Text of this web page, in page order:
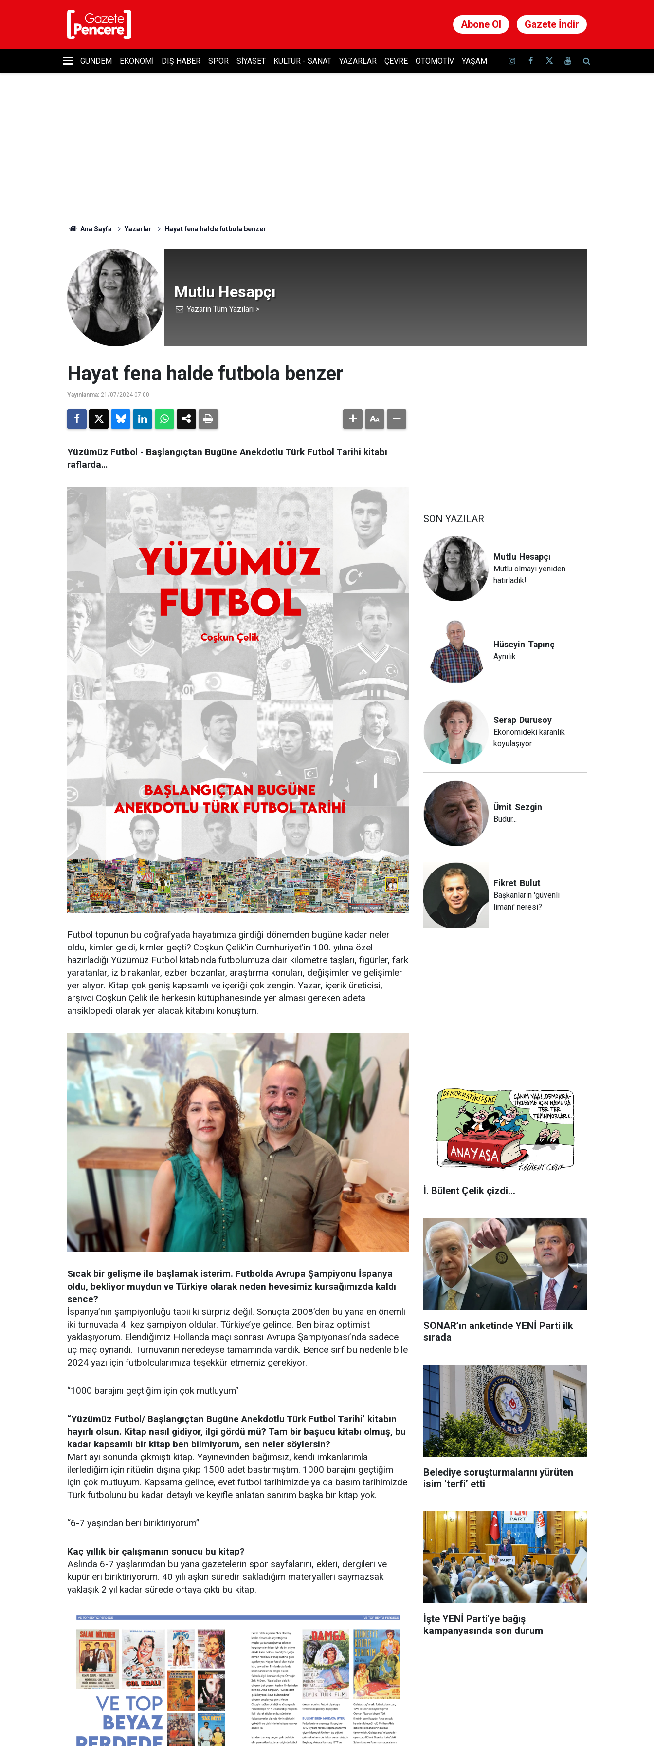
Abone Ol Gazete İndir
GÜNDEM EKONOMI DIŞ HABER SPOR SIYASET KÜLTÜR - SANAT YAZARLAR ÇEVRE OTOMOTIV YAŞAM
Ana Sayfa Yazarlar Hayat fena halde futbola benzer
Mutlu Hesapçı
Yazarın Tüm Yazıları >
Hayat fena halde futbola benzer
Yayınlanma: 21/07/2024 07:00
Yüzümüz Futbol - Başlangıçtan Bugüne Anekdotlu Türk Futbol Tarihi kitabı
raflarda…
Futbol topunun bu coğrafyada hayatımıza girdiği dönemden bugüne kadar neler
oldu, kimler geldi, kimler geçti? Coşkun Çelik'in Cumhuriyet'in 100. yılına özel
hazırladığı Yüzümüz Futbol kitabında futbolumuza dair kilometre taşları, figürler, fark
yaratanlar, iz bırakanlar, ezber bozanlar, araştırma konuları, değişimler ve gelişimler
yer alıyor. Kitap çok geniş kapsamlı ve içeriği çok zengin. Yazar, içerik üreticisi,
arşivci Coşkun Çelik ile herkesin kütüphanesinde yer alması gereken adeta
ansiklopedi olarak yer alacak kitabını konuştum.
Sıcak bir gelişme ile başlamak isterim. Futbolda Avrupa Şampiyonu İspanya
oldu, bekliyor muydun ve Türkiye olarak neden hevesimiz kursağımızda kaldı
sence?
İspanya’nın şampiyonluğu tabii ki sürpriz değil. Sonuçta 2008’den bu yana en önemli
iki turnuvada 4. kez şampiyon oldular. Türkiye’ye gelince. Ben biraz optimist
yaklaşıyorum. Elendiğimiz Hollanda maçı sonrası Avrupa Şampiyonası’nda sadece
üç maç oynandı. Turnuvanın neredeyse tamamında vardık. Bence sırf bu nedenle bile
2024 yazı için futbolcularımıza teşekkür etmemiz gerekiyor.
“1000 barajını geçtiğim için çok mutluyum”
“Yüzümüz Futbol/ Başlangıçtan Bugüne Anekdotlu Türk Futbol Tarihi’ kitabın
hayırlı olsun. Kitap nasıl gidiyor, ilgi gördü mü? Tam bir başucu kitabı olmuş, bu
kadar kapsamlı bir kitap ben bilmiyorum, sen neler söylersin?
Mart ayı sonunda çıkmıştı kitap. Yayınevinden bağımsız, kendi imkanlarımla
ilerlediğim için ritüelin dışına çıkıp 1500 adet bastırmıştım. 1000 barajını geçtiğim
için çok mutluyum. Kapsama gelince, evet futbol tarihimizde ya da basım tarihimizde
Türk futbolunu bu kadar detaylı ve keyifle anlatan sanırım başka bir kitap yok.
“6-7 yaşından beri biriktiriyorum”
Kaç yıllık bir çalışmanın sonucu bu kitap?
Aslında 6-7 yaşlarımdan bu yana gazetelerin spor sayfalarını, ekleri, dergileri ve
kupürleri biriktiriyorum. 40 yılı aşkın süredir sakladığım materyalleri saymazsak
yaklaşık 2 yıl kadar sürede ortaya çıktı bu kitap.
SON YAZILAR
Mutlu Hesapçı
Mutlu olmayı yeniden
hatırladık!
Hüseyin Tapınç
Aynılık
Serap Durusoy
Ekonomideki karanlık
koyulaşıyor
Ümit Sezgin
Budur...
Fikret Bulut
Başkanların 'güvenli
limanı' neresi?
İ. Bülent Çelik çizdi...
SONAR’ın anketinde YENİ Parti ilk
sırada
Belediye soruşturmalarını yürüten
isim ‘terfi’ etti
İşte YENİ Parti'ye bağış
kampanyasında son durum